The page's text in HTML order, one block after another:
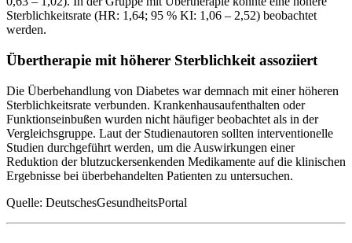
Sterblichkeitsrate (HR: 1,64; 95 % KI: 1,06 – 2,52) beobachtet
werden.
Übertherapie mit höherer Sterblichkeit assoziiert
Die Überbehandlung von Diabetes war demnach mit einer höheren
Sterblichkeitsrate verbunden. Krankenhausaufenthalten oder
Funktionseinbußen wurden nicht häufiger beobachtet als in der
Vergleichsgruppe. Laut der Studienautoren sollten interventionelle
Studien durchgeführt werden, um die Auswirkungen einer
Reduktion der blutzuckersenkenden Medikamente auf die klinischen
Ergebnisse bei überbehandelten Patienten zu untersuchen.
Quelle: DeutschesGesundheitsPortal